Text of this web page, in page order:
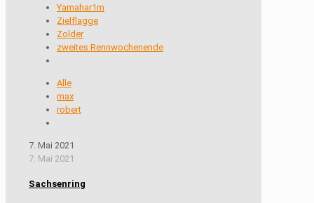
Yamahar1m
Zielflagge
Zolder
zweites Rennwochenende
Alle
max
robert
7. Mai 2021
7. Mai 2021
Sachsenring